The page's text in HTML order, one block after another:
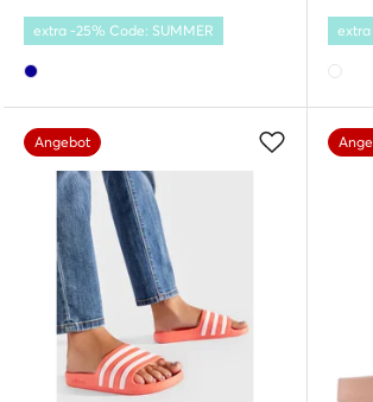
extra -25% Code: SUMMER extra
Angebot